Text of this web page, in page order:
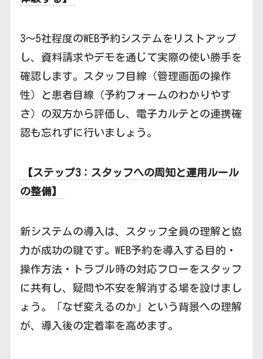
3〜5社程度のWEB予約システムをリストアップ
し、資料請求やデモを通じて実際の使い勝手を
確認します。スタッフ目線（管理画面の操作
性）と患者目線（予約フォームのわかりやす
さ）の双方から評価し、電子カルテとの連携確
認も忘れずに行いましょう。
【ステップ3：スタッフへの周知と運用ルール
の整備】
新システムの導入は、スタッフ全員の理解と協
力が成功の鍵です。WEB予約を導入する目的・
操作方法・トラブル時の対応フローをスタッフ
に共有し、疑問や不安を解消する場を設けまし
ょう。「なぜ変えるのか」という背景への理解
が、導入後の定着率を高めます。